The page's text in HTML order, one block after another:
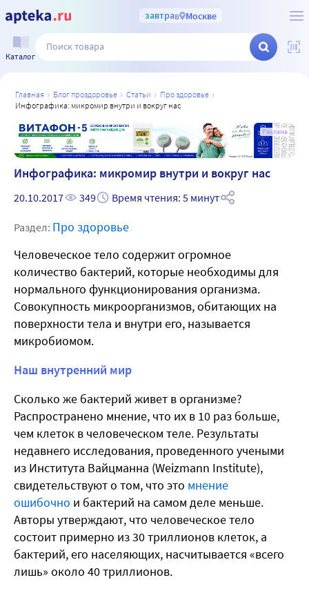
завтрав Москве
Каталог
главная блог проздоровье статьи
про здоровье
инфографика: микромир внутри и вокруг нас
Реклама
Инфографика: микромир внутри и вокруг нас
20.10.2017 349 Время чтения: 5 минут
Раздел: Про здоровье
Человеческое тело содержит огромное
количество бактерий, которые необходимы для
нормального функционирования организма.
Совокупность микроорганизмов, обитающих на
поверхности тела и внутри его, называется
микробиомом.
Наш внутренний мир
Сколько же бактерий живет в организме?
Распространено мнение, что их в 10 раз больше,
чем клеток в человеческом теле. Результаты
недавнего исследования, проведенного учеными
из Института Вайцманна (Weizmann Institute),
свидетельствуют о том, что это мнение
ошибочно и бактерий на самом деле меньше.
Авторы утверждают, что человеческое тело
состоит примерно из 30 триллионов клеток, а
бактерий, его населяющих, насчитывается «всего
лишь» около 40 триллионов.